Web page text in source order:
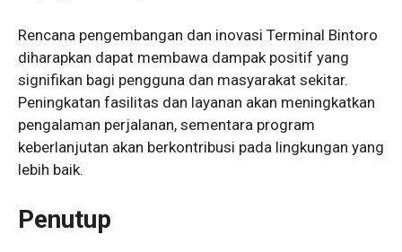
Rencana pengembangan dan inovasi Terminal Bintoro
diharapkan dapat membawa dampak positif yang
signifikan bagi pengguna dan masyarakat sekitar.
Peningkatan fasilitas dan layanan akan meningkatkan
pengalaman perjalanan, sementara program
keberlanjutan akan berkontribusi pada lingkungan yang
lebih baik.
Penutup